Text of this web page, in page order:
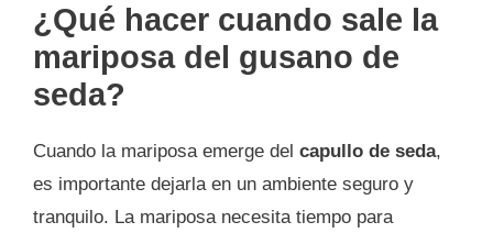
¿Qué hacer cuando sale la
mariposa del gusano de
seda?
Cuando la mariposa emerge del capullo de seda,
es importante dejarla en un ambiente seguro y
tranquilo. La mariposa necesita tiempo para